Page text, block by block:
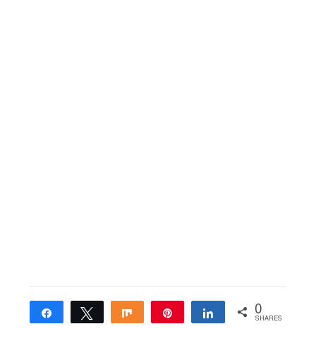
Share Tweet Share Share 0
SHARES